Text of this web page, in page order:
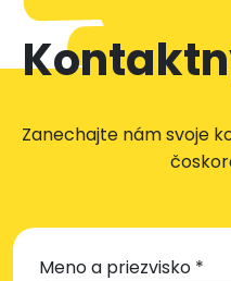
Zanechajte nám svoje
Meno a priezvisko *